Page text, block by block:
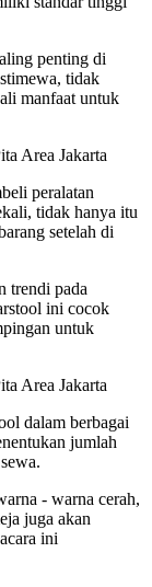
penting di
tidak
manfaat untuk
peralatan
tidak hanya itu
setelah di
trendi pada
ini cocok
untuk
dalam berbagai
jumlah
- warna cerah,
juga akan
ini